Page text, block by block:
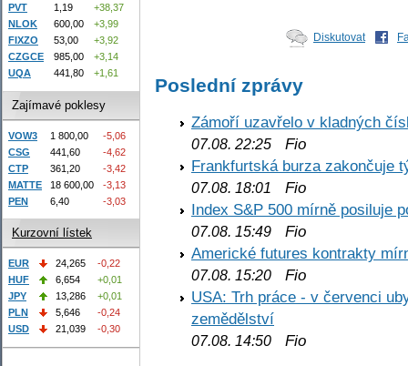
Diskutovat
Poslední zprávy
Zámoří uzavřelo v kladných
07.08. 22:25 Fio
Frankfurtská burza zakončuje
07.08. 18:01
Fio
Index S&P 500 mírně posiluje
07.08. 15:49 Fio
Americké futures kontrakty
07.08. 15:20 Fio
USA: Trh práce - v červenci
zemědělství
07.08. 14:50 Fio
PVT 1,19
+38,37
NLOK
600,00
+3,99
FIXZO
53,00
+3,92
CZGCE
985,00
+3,14
UQA
441,80 +1,61
Zajímavé poklesy
VOW3 1 800,00
-5,06
CSG
441,60
-4,62
CTP
361,20
-3,42
MATTE
18 600,00
-3,13
PEN
6,40 -3,03
Kurzovní lístek
EUR 24,265
-0,22
HUF
6,654
+0,01
JPY
13,286
+0,01
PLN
5,646
-0,24
USD
21,039 -0,30